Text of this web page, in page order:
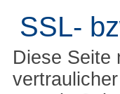
SSL-
Diese Seite